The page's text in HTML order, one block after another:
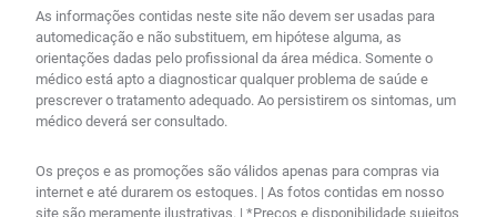
As informações contidas neste site não devem ser usadas para
automedicação e não substituem, em hipótese alguma, as
orientações dadas pelo profissional da área médica. Somente o
médico está apto a diagnosticar qualquer problema de saúde e
prescrever o tratamento adequado. Ao persistirem os sintomas, um
médico deverá ser consultado.
Os preços e as promoções são válidos apenas para compras via
internet e até durarem os estoques. | As fotos contidas em nosso
site são meramente ilustrativas. | *Preços e disponibilidade sujeitos